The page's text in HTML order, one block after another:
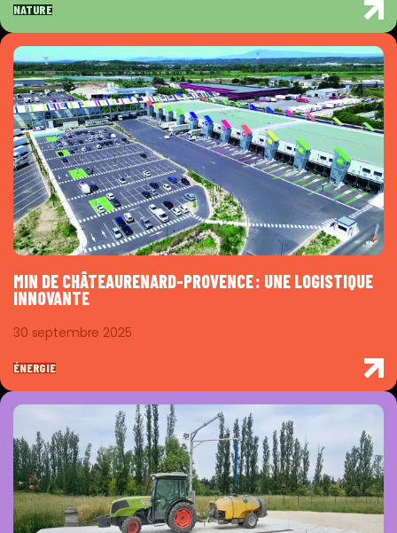
NATURE
MIN DE CHÂTEAURENARD-PROVENCE : UNE LOGISTIQUE
INNOVANTE
30 septembre 2025
ÉNERGIE